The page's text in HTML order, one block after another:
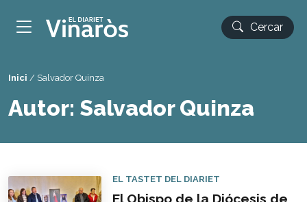
Cercar
Inici / Salvador Quinza
Autor: Salvador Quinza
EL TASTET DEL DIARIET
El Obispo de la Diócesis de